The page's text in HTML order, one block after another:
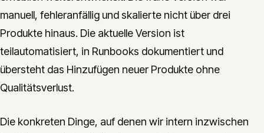
manuell, fehleranfällig und skalierte nicht über drei
Produkte hinaus. Die aktuelle Version ist
teilautomatisiert, in Runbooks dokumentiert und
übersteht das Hinzufügen neuer Produkte ohne
Qualitätsverlust.
Die konkreten Dinge, auf denen wir intern inzwischen